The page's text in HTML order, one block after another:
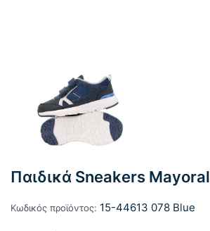
Παιδικά Sneakers Mayoral
Κωδικός προϊόντος: 15-44613 078 Blue